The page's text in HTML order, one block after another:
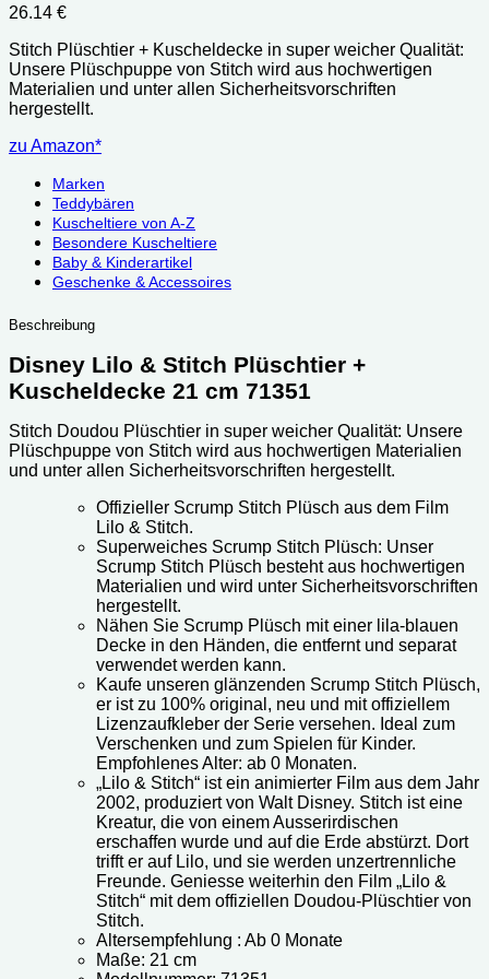
26.14 €
Stitch Plüschtier + Kuscheldecke in super weicher Qualität:
Unsere Plüschpuppe von Stitch wird aus hochwertigen
Materialien und unter allen Sicherheitsvorschriften
hergestellt.
zu Amazon*
Marken
Teddybären
Kuscheltiere von A-Z
Besondere Kuscheltiere
Baby & Kinderartikel
Geschenke & Accessoires
Beschreibung
Disney Lilo & Stitch Plüschtier +
Kuscheldecke 21 cm 71351
Stitch Doudou Plüschtier in super weicher Qualität: Unsere
Plüschpuppe von Stitch wird aus hochwertigen Materialien
und unter allen Sicherheitsvorschriften hergestellt.
Offizieller Scrump Stitch Plüsch aus dem Film
Lilo & Stitch.
Superweiches Scrump Stitch Plüsch: Unser
Scrump Stitch Plüsch besteht aus hochwertigen
Materialien und wird unter Sicherheitsvorschriften
hergestellt.
Nähen Sie Scrump Plüsch mit einer lila-blauen
Decke in den Händen, die entfernt und separat
verwendet werden kann.
Kaufe unseren glänzenden Scrump Stitch Plüsch,
er ist zu 100% original, neu und mit offiziellem
Lizenzaufkleber der Serie versehen. Ideal zum
Verschenken und zum Spielen für Kinder.
Empfohlenes Alter: ab 0 Monaten.
„Lilo & Stitch“ ist ein animierter Film aus dem Jahr
2002, produziert von Walt Disney. Stitch ist eine
Kreatur, die von einem Ausserirdischen
erschaffen wurde und auf die Erde abstürzt. Dort
trifft er auf Lilo, und sie werden unzertrennliche
Freunde. Geniesse weiterhin den Film „Lilo &
Stitch“ mit dem offiziellen Doudou-Plüschtier von
Stitch.
Altersempfehlung : Ab 0 Monate
Maße: 21 cm